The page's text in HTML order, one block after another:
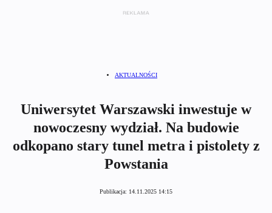
AKTUALNOŚCI
Uniwersytet Warszawski inwestuje w
nowoczesny wydział. Na budowie
odkopano stary tunel metra i pistolety z
Powstania
Publikacja: 14.11.2025 14:15